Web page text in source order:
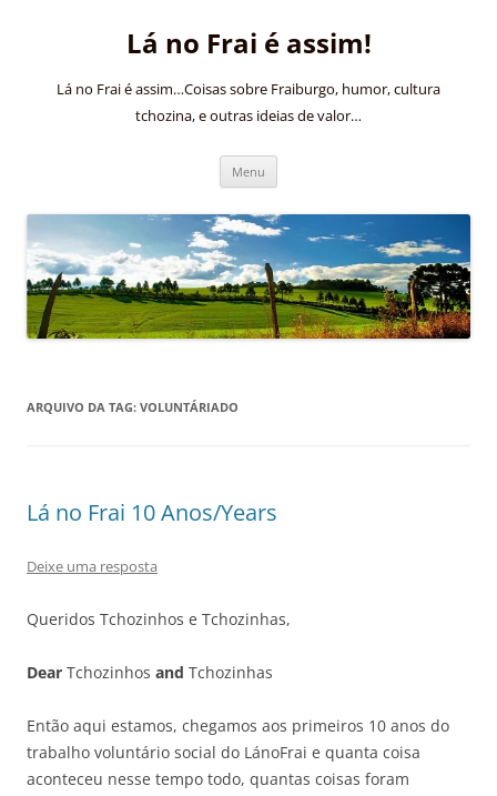
Lá no Frai é assim!
Lá no Frai é assim…Coisas sobre Fraiburgo, humor, cultura
tchozina, e outras ideias de valor…
Menu
ARQUIVO DA TAG: VOLUNTÁRIADO
Lá no Frai 10 Anos/Years
Deixe uma resposta
Queridos Tchozinhos e Tchozinhas,
Dear Tchozinhos and Tchozinhas
Então aqui estamos, chegamos aos primeiros 10 anos do
trabalho voluntário social do LánoFrai e quanta coisa
aconteceu nesse tempo todo, quantas coisas foram